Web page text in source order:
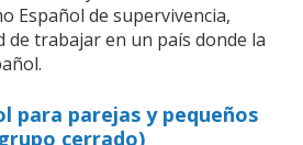
Español de supervivencia,
de trabajar en un país donde la
para parejas y pequeños
cerrado)